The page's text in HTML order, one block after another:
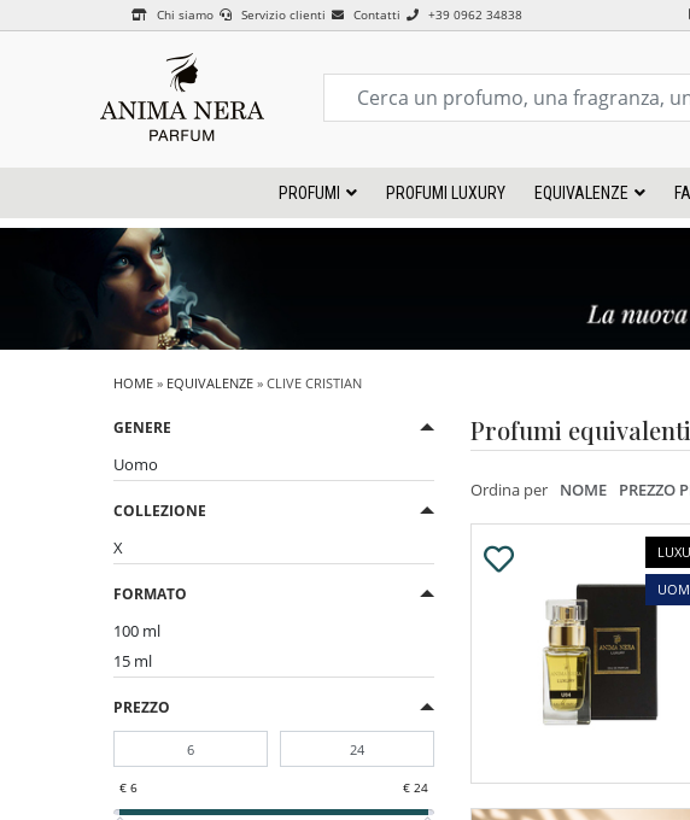
Chi siamo Servizio clienti Contatti +39 0962 34838
PROFUMI PROFUMI LUXURY EQUIVALENZE
HOME» EQUIVALENZE» CLIVE CRISTIAN
GENERE
Uomo
COLLEZIONE
X
FORMATO
100 ml
15 ml
PREZZO
€ 6 € 24
Profumi
Ordina per NOME PREZZO